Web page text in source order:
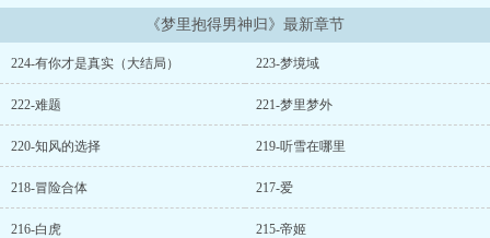
地，转换时空，助人化解误会，达成心愿，将一个个噩梦转化成美
梦。 什么，我只要做做梦就能得到我的男神Σ(⊙▽⊙“a、...... 呵
呵，你做梦吧￣□￣｜｜ 是你叫我做梦的啊(⊙_⊙)? 呵呵，若是死
上吧ヾ(?°?°?)?? 交流：2385363195（非群）...
《梦里抱得男神归》最新章节
224-有你才是真实（大结局） 223-梦境域
222-难题 221-梦里梦外
220-知风的选择 219-听雪在哪里
218-冒险合体 217-爱
216-白虎 215-帝姬